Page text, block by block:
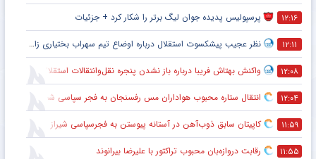
۱۳:۱۹ شماره پیراهن ستاره های استقلال در فصل جدید اعلام شد + جزئیات
۱۳:۰۸ اقدام عجیب پیشکسوت استقلال خبرساز شد + جزئیات
۱۲:۵۱ اقدام تحسین برانگیز ستاره خارجی برای استقلال و هواداران
۱۲:۴۰ متلک سنگین پیشکسوت استقلال به اقدام جنجالی مهدی تاج در فدراسیون فوتبال
۱۲:۲۹ توصیه حیاتی پیشکسوت پرسپولیس به ستاره های سرخ + جزئیات
۱۲:۱۶ پرسپولیس پدیده جوان لیگ برتر را شکار کرد + جزئیات